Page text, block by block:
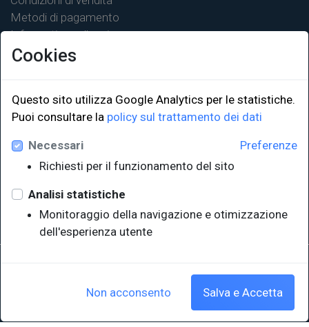
Metodi di pagamento
Informativa sulla privacy
LINK ISTITUZIONALI
Università degli Studi di Trieste
Sistema Bibliotecario di Ateneo
EUT in cifre
P.IVA 00211830328 - C.F. 80013890324 - P.E.C.: ateneo@pec.units.it
Cookies
Questo sito utilizza Google Analytics per le statistiche.
Puoi consultare la policy sul trattamento dei dati
Preferenze
Necessari
Richiesti per il funzionamento del sito
Analisi statistiche
Monitoraggio della navigazione e otimizzazione
dell'esperienza utente
Non acconsento Salva e Accetta